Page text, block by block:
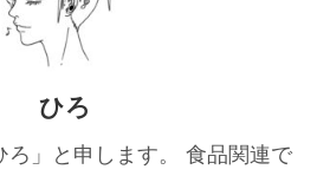
ひろ
ろ」と申します。 食品関連で